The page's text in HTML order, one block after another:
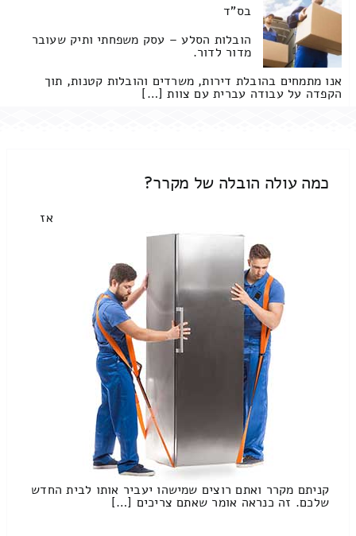
בס"ד
הובלות הסלע – עסק משפחתי ותיק שעובר
מדור לדור.
אנו מתמחים בהובלת דירות, משרדים והובלות קטנות, תוך
הקפדה על עבודה עברית עם צוות […]
כמה עולה הובלה של מקרר?
אז
קניתם מקרר ואתם רוצים שמישהו יעביר אותו לבית החדש
שלכם. זה כנראה אומר שאתם צריכים […]